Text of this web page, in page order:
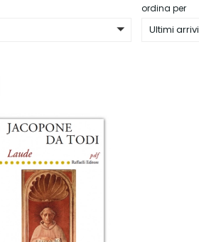
ordina per
Ultimi arrivi